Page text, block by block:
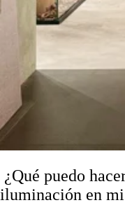
¿Qué puedo
iluminación en